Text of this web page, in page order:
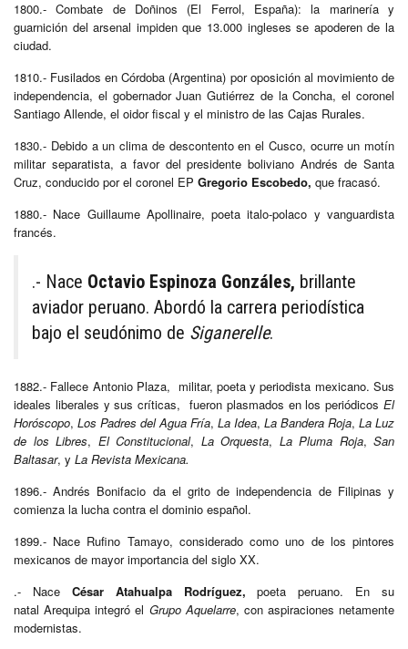
1800.- Combate de Doñinos (El Ferrol, España): la marinería y
guarnición del arsenal impiden que 13.000 ingleses se apoderen de la
ciudad.
1810.- Fusilados en Córdoba (Argentina) por oposición al movimiento de
independencia, el gobernador Juan Gutiérrez de la Concha, el coronel
Santiago Allende, el oidor fiscal y el ministro de las Cajas Rurales.
1830.- Debido a un clima de descontento en el Cusco, ocurre un motín
militar separatista, a favor del presidente boliviano Andrés de Santa
Cruz, conducido por el coronel EP Gregorio Escobedo, que fracasó.
1880.- Nace Guillaume Apollinaire, poeta italo-polaco y vanguardista
francés.
.- Nace Octavio Espinoza Gonzáles, brillante
aviador peruano. Abordó la carrera periodística
bajo el seudónimo de Siganerelle.
1882.- Fallece Antonio Plaza, militar, poeta y periodista mexicano. Sus
ideales liberales y sus críticas, fueron plasmados en los periódicos El
Horóscopo, Los Padres del Agua Fría, La Idea, La Bandera Roja, La Luz
de los Libres, El Constitucional, La Orquesta, La Pluma Roja, San
Baltasar, y La Revista Mexicana.
1896.- Andrés Bonifacio da el grito de independencia de Filipinas y
comienza la lucha contra el dominio español.
1899.- Nace Rufino Tamayo, considerado como uno de los pintores
mexicanos de mayor importancia del siglo XX.
.- Nace César Atahualpa Rodríguez, poeta peruano. En su
natal Arequipa integró el Grupo Aquelarre, con aspiraciones netamente
modernistas.